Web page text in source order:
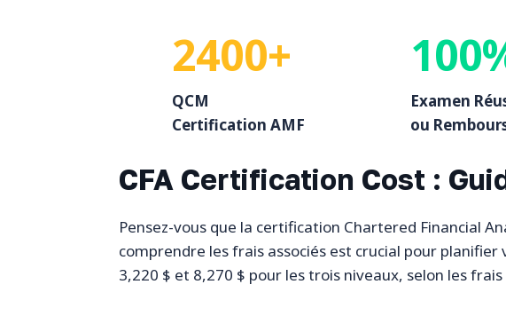
2400+
QCM
Certification AMF
Examen
ou
CFA Certification Cost :
Pensez-vous que la certification Chartered Financial
comprendre les frais associés est crucial pour
3,220 $ et 8,270 $ pour les trois niveaux, selon les